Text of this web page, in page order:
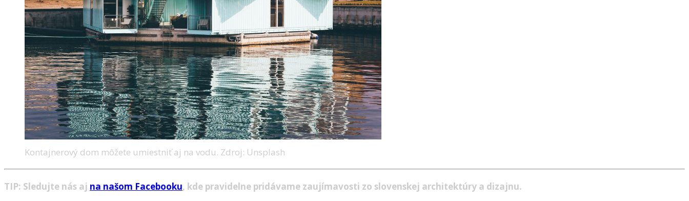
Kontajnerový dom môžete umiestniť aj na vodu. Zdroj: Unsplash
TIP: Sledujte nás aj na našom Facebooku, kde pravidelne pridávame zaujímavosti zo slovenskej architektúry a dizajnu.